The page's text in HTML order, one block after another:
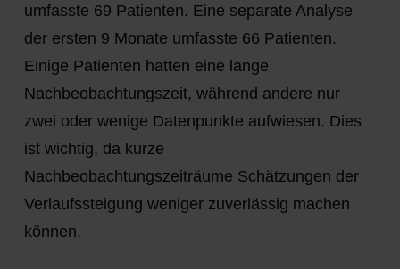
umfasste 69 Patienten. Eine separate Analyse
der ersten 9 Monate umfasste 66 Patienten.
Einige Patienten hatten eine lange
Nachbeobachtungszeit, während andere nur
zwei oder wenige Datenpunkte aufwiesen. Dies
ist wichtig, da kurze
Nachbeobachtungszeiträume Schätzungen der
Verlaufssteigung weniger zuverlässig machen
können.